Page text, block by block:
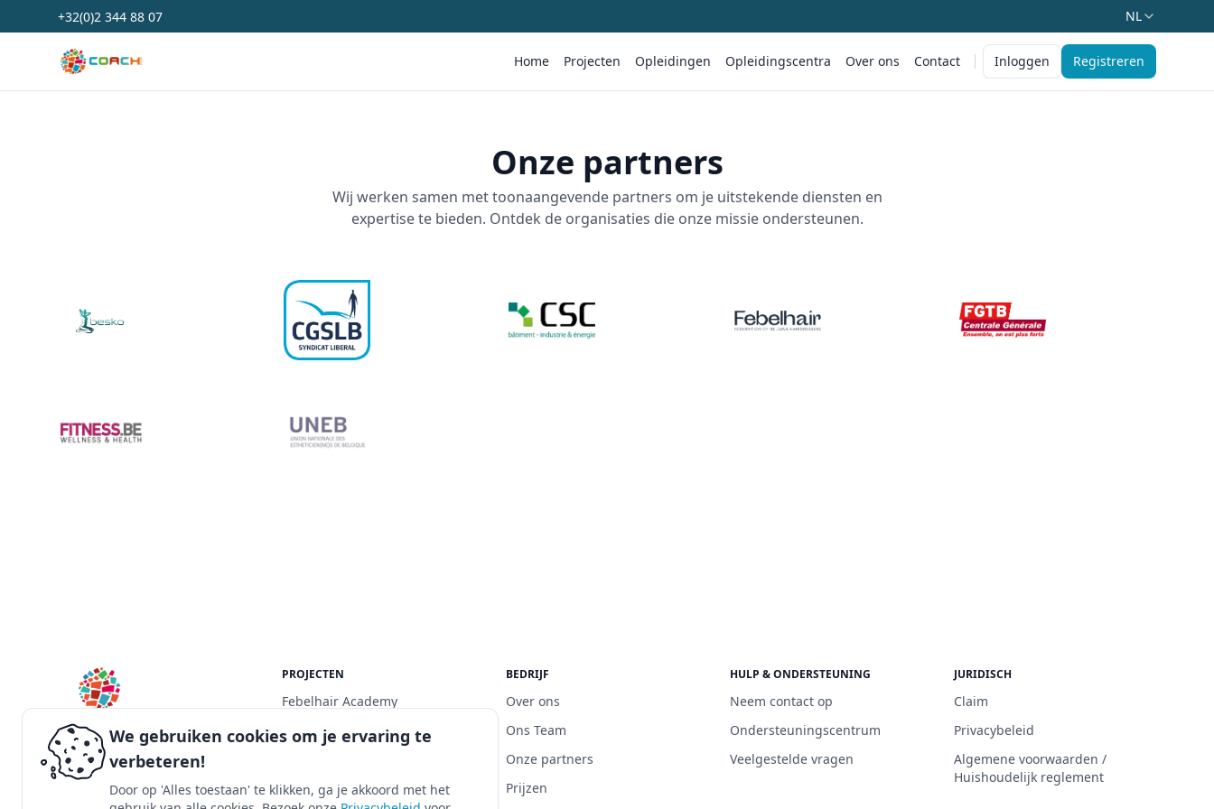
+32(0)2 344 88 07 NL
Coach Belgium Home Projecten Opleidingen Opleidingscentra Over ons Contact Inloggen Registreren
Onze partners
Wij werken samen met toonaangevende partners om je uitstekende diensten en
expertise te bieden. Ontdek de organisaties die onze missie ondersteunen.
PROJECTEN
Febelhair Academy
Febelhair Academy 4 Students
leerkrachten kapper & beauty
BEDRIJF
Over ons
Ons Team
Onze partners
Prijzen
HULP & ONDERSTEUNING
Neem contact op
Ondersteuningscentrum
Veelgestelde vragen
JURIDISCH
Claim
Privacybeleid
Algemene voorwaarden /
Huishoudelijk reglement
We gebruiken cookies om je ervaring te
verbeteren!
Door op 'Alles toestaan' te klikken, ga je akkoord met het